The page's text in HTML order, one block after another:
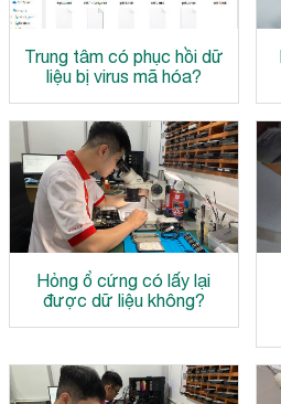
Trung tâm có phục hồi dữ
liệu bị virus mã hóa?
Hỏng ổ cứng có lấy lại
được dữ liệu không?